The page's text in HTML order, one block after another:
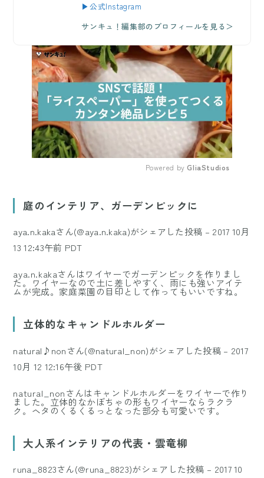
▶公式Instagram
サンキュ！編集部のプロフィールを見る＞
Powered by GliaStudios
庭のインテリア、ガーデンピックに
aya.n.kakaさん(@aya.n.kaka)がシェアした投稿 – 2017 10月
13 12:43午前 PDT
aya.n.kakaさんはワイヤーでガーデンピックを作りまし
た。ワイヤーなので土に差しやすく、雨にも強いアイテ
ムが完成。家庭菜園の目印として作ってもいいですね。
立体的なキャンドルホルダー
natural♪nonさん(@natural_non)がシェアした投稿– 2017
10月 12 12:16午後 PDT
natural_nonさんはキャンドルホルダーをワイヤーで作り
ました。立体的なかぼちゃの形もワイヤーならラクラ
ク。ヘタのくるくるっとなった部分も可愛いです。
大人系インテリアの代表・雲竜柳
runa_8823さん(@runa_8823)がシェアした投稿 – 2017 10